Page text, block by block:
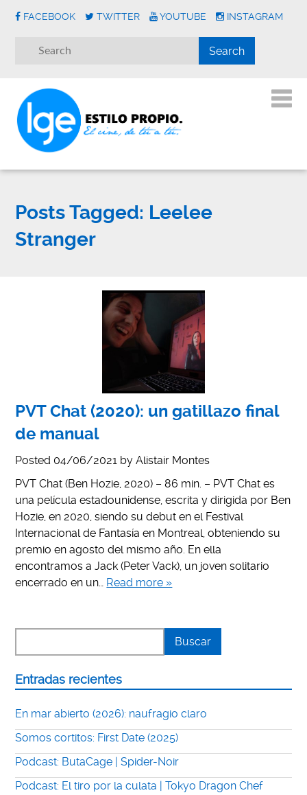
FACEBOOK TWITTER YOUTUBE INSTAGRAM
Posts Tagged: Leelee
Stranger
PVT Chat (2020): un gatillazo final
de manual
Posted 04/06/2021 byAlistair Montes
PVT Chat (Ben Hozie, 2020) – 86 min. – PVT Chat es
una película estadounidense, escrita y dirigida por Ben
Hozie, en 2020, siendo su debut en el Festival
Internacional de Fantasía en Montreal, obteniendo su
premio en agosto del mismo año. En ella
encontramos a Jack (Peter Vack), un joven solitario
encerrado en un… Read more »
Entradas recientes
En mar abierto (2026): naufragio claro
Somos cortitos: First Date (2025)
Podcast: ButaCage | Spider-Noir
Podcast: El tiro por la culata | Tokyo Dragon Chef